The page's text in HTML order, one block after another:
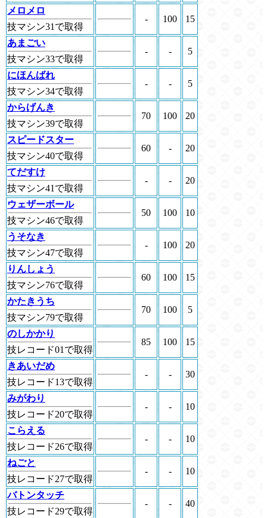
メロメロ
技マシン31で取得
- 100 15
あまごい
技マシン33で取得
- - 5
にほんばれ
技マシン34で取得
- - 5
からげんき
技マシン39で取得
70 100 20
スピードスター
技マシン40で取得
60 - 20
てだすけ
技マシン41で取得
- - 20
ウェザーボール
技マシン46で取得
50 100 10
うそなき
技マシン47で取得
- 100 20
りんしょう
技マシン76で取得
60 100 15
かたきうち
技マシン79で取得
70 100 5
のしかかり
技レコード01で取得
85 100 15
きあいだめ
技レコード13で取得
- - 30
みがわり
技レコード20で取得
- - 10
こらえる
技レコード26で取得
- - 10
ねごと
技レコード27で取得
- - 10
バトンタッチ
技レコード29で取得
- - 40